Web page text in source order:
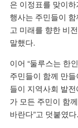
은 이정표를 맞이
행사는 주민들이
고 미래를 향한 비
말했다.
이어 “둘루스는 한
주민들이 함께 만
들이 지역사회 발
가 모든 주민이 함
바란다”고 덧붙였다.